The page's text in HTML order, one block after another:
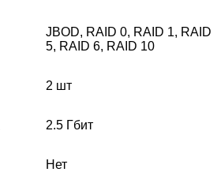
JBOD, RAID 0, RAID 1, RAID
5, RAID 6, RAID 10
2 шт
2.5 Гбит
Нет